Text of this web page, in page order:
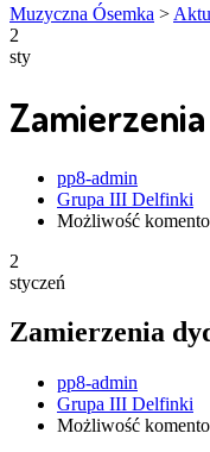
Muzyczna Ósemka >
2
sty
Author
pp8-admin
Grupa III Delfinki
Możliwość
2
styczeń
Zamierzenia
Author
pp8-admin
Grupa III Delfinki
Możliwość